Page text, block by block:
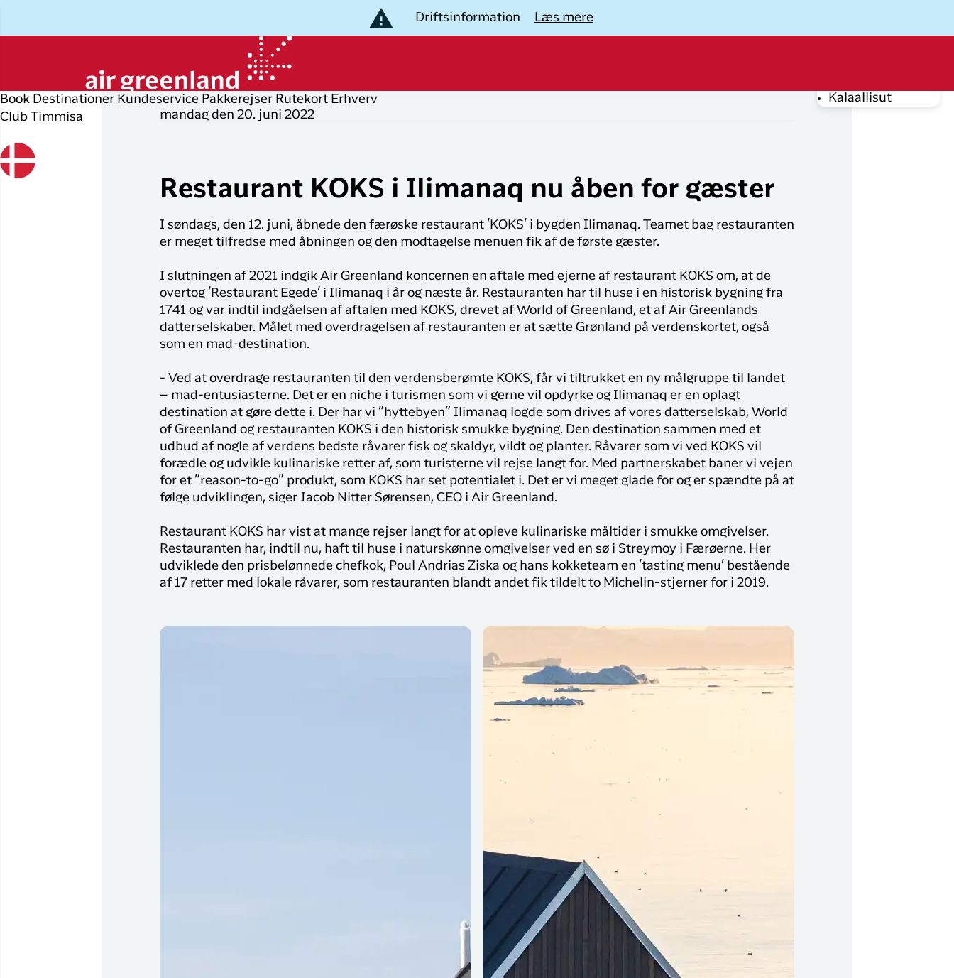
Driftsinformation Læs mere
Book Destinationer Kundeservice Pakkerejser Rutekort Erhverv
Club Timmisa
Kalaallisut
Planlæg din rejse
Min booking
Erhvervsrejsende
Oplev Grønland
Pakkerejser
Oplevelser i Grønland
Hotel og overnatning
Bliv medlem af
Med et medlemskab i
al den information du har
brug for på din rejse med
mulighed for at checke
ind og dit boardingkort
direkte i app’en, har du alt
du skal bruge før, under
og efter rejsen
Byd på en
opgradering
fra DKK 499
destinationer
destinationer
Populære
Flyrejser til
Flyrejser til
København
Flyrejser til
Ilulissat
Flyrejser til
Qaqortoq
Kangerlussuaq
Populære
Nuuk til
København til
Ilulissat
København til
Kangerlussuaq
Sisimiut til
Qaqortoq
Flyrejser til
Flyrejser til
Grønland
Flyrejser til
Storbritannien
Log ud
Har du glemt din adgangskode?
eksklusive fordele. Læs mere om klubben
Tilmeld dig Club Timmisa
mandag den 20. juni 2022
Restaurant KOKS i Ilimanaq nu åben for gæster
I søndags, den 12. juni, åbnede den færøske restaurant ’KOKS’ i bygden Ilimanaq. Teamet bag restauranten
er meget tilfredse med åbningen og den modtagelse menuen fik af de første gæster.
I slutningen af 2021 indgik Air Greenland koncernen en aftale med ejerne af restaurant KOKS om, at de
overtog ’Restaurant Egede’ i Ilimanaq i år og næste år. Restauranten har til huse i en historisk bygning fra
1741 og var indtil indgåelsen af aftalen med KOKS, drevet af World of Greenland, et af Air Greenlands
datterselskaber. Målet med overdragelsen af restauranten er at sætte Grønland på verdenskortet, også
som en mad-destination.
- Ved at overdrage restauranten til den verdensberømte KOKS, får vi tiltrukket en ny målgruppe til landet
– mad-entusiasterne. Det er en niche i turismen som vi gerne vil opdyrke og Ilimanaq er en oplagt
destination at gøre dette i. Der har vi ”hyttebyen” Ilimanaq logde som drives af vores datterselskab, World
of Greenland og restauranten KOKS i den historisk smukke bygning. Den destination sammen med et
udbud af nogle af verdens bedste råvarer fisk og skaldyr, vildt og planter. Råvarer som vi ved KOKS vil
forædle og udvikle kulinariske retter af, som turisterne vil rejse langt for. Med partnerskabet baner vi vejen
for et ”reason-to-go” produkt, som KOKS har set potentialet i. Det er vi meget glade for og er spændte på at
følge udviklingen, siger Jacob Nitter Sørensen, CEO i Air Greenland.
Restaurant KOKS har vist at mange rejser langt for at opleve kulinariske måltider i smukke omgivelser.
Restauranten har, indtil nu, haft til huse i naturskønne omgivelser ved en sø i Streymoy i Færøerne. Her
udviklede den prisbelønnede chefkok, Poul Andrias Ziska og hans kokketeam en ’tasting menu’ bestående
af 17 retter med lokale råvarer, som restauranten blandt andet fik tildelt to Michelin-stjerner for i 2019.